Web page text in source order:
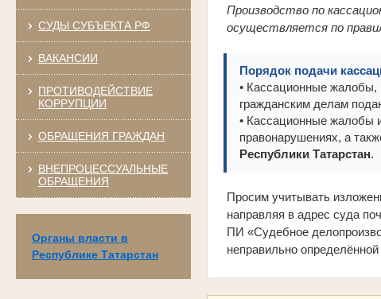
СУДЫ СУБЪЕКТА РФ
ВАКАНСИИ
ПРОТИВОДЕЙСТВИЕ
КОРРУПЦИИ
ОБРАЩЕНИЯ ГРАЖДАН
ВНЕПРОЦЕССУАЛЬНЫЕ
ОБРАЩЕНИЯ
Органы власти в
Республике Татарстан
Производство по
осуществляется по
Порядок подачи
• Кассационные жалобы,
гражданским делам
• Кассационные жалобы
правонарушениях, а
Республики Татарстан.
Просим учитывать
направляя в адрес суда
ПИ «Судебное
неправильно